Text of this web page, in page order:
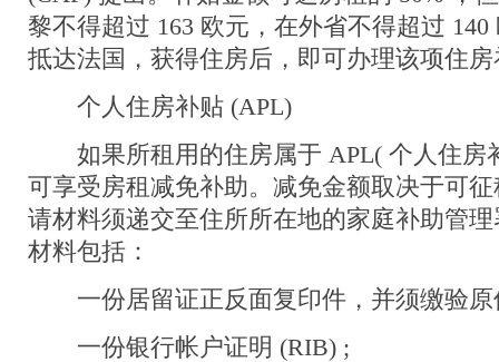
黎不得超过 163 欧元，在外省不得超过
抵达法国，获得住房后，即可办理该项住
个人住房补贴 (APL)
如果所租用的住房属于 APL( 个人住房
可享受房租减免补助。减免金额取决于可
请材料须递交至住所所在地的家庭补助管
材料包括：
一份居留证正反面复印件，并须缴验原
一份银行帐户证明 (RIB) ;